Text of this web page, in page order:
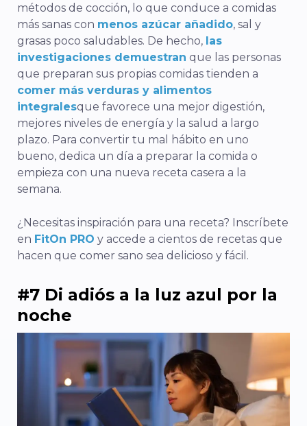
métodos de cocción, lo que conduce a comidas
más sanas con menos azúcar añadido, sal y
grasas poco saludables. De hecho, las
investigaciones demuestran que las personas
que preparan sus propias comidas tienden a
comer más verduras y alimentos
integralesque favorece una mejor digestión,
mejores niveles de energía y la salud a largo
plazo. Para convertir tu mal hábito en uno
bueno, dedica un día a preparar la comida o
empieza con una nueva receta casera a la
semana.
¿Necesitas inspiración para una receta? Inscríbete
en FitOn PRO y accede a cientos de recetas que
hacen que comer sano sea delicioso y fácil.
#7 Di adiós a la luz azul por la
noche